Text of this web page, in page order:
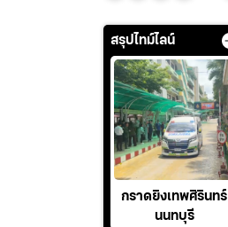
สรุปไทม์ไลน์
กราดยิงเทพศิรินทร์
นนทบุรี